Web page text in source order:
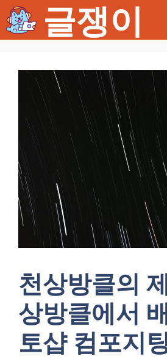
텐
츠
글쟁이
천상방클의
상방클에서
토샵 컴포지